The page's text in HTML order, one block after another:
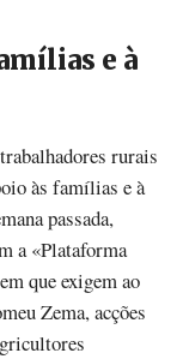
e à
rurais
às famílias e à
passada,
a «Plataforma
que exigem ao
Zema, acções